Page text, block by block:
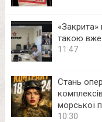
такою
11:47
Стань
морської
10:30